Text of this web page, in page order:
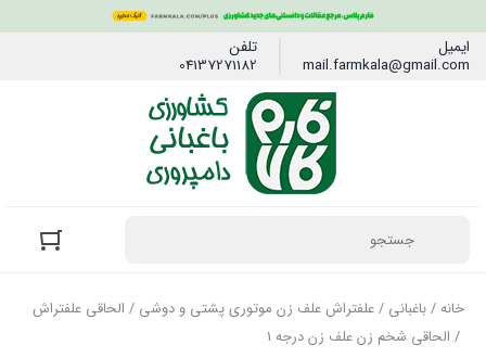
ایمیل
mail.farmkala@gmail.com
تلفن
04137271182
خانه/باغبانی /علفتراش علف زن موتوری پشتی و دوشی / الحاقی علفتراش
/ الحاقی شخم زن علف زن درجه 1